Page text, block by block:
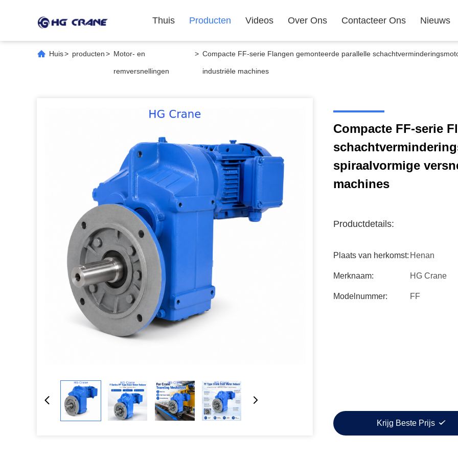
Thuis Producten Videos Over Ons Contacteer Ons Nieuws
Huis> producten> Motor- en
remversnellingen
> Compacte FF-serie Flangen gemonteerde parallelle
industriële machines
Compacte FF-serie
spiraalvormige
machines
Productdetails:
Plaats van herkomst: Henan
Merknaam: HG Crane
Modelnummer: FF
Krijg Beste Prijs